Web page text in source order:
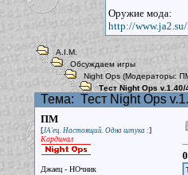
Оружие мода:
http://
A.I.M.
Обсуждаем игры
Night Ops (Модераторы:
Тест Night Ops v.1.40/
Тема: Тест Night Ops
ПМ
[JA'ец. Настоящий. Одна штука :]
Кардинал
Джаец - НОчник